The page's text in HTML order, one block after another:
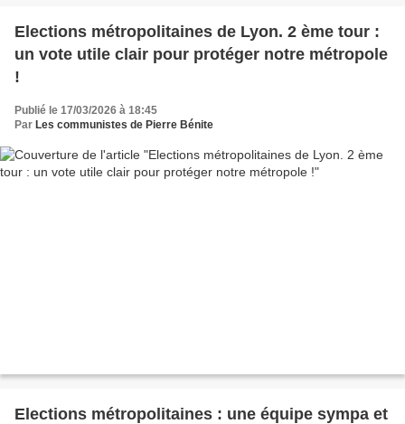
Elections métropolitaines de Lyon. 2 ème tour :
un vote utile clair pour protéger notre métropole
!
Publié le 17/03/2026 à 18:45
Par Les communistes de Pierre Bénite
Elections métropolitaines : une équipe sympa et